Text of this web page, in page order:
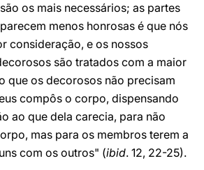
os mais necessários; as partes
menos honrosas é que nós
consideração, e os nossos
são tratados com a maior
que os decorosos não precisam
compôs o corpo, dispensando
ao que dela carecia, para não
mas para os membros terem a
com os outros" (ibid. 12, 22-25).